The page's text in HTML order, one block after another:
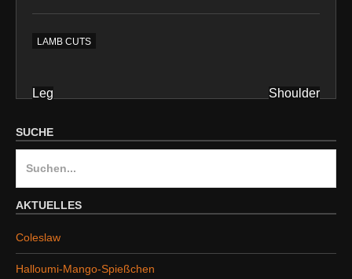
LAMB CUTS
Beitragsnavigation
Leg Shoulder
SUCHE
c
e
n
AKTUELLES
Coleslaw
Halloumi-Mango-Spießchen